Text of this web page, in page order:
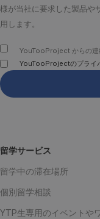
様が当社に要求した製品や
用します。
YouTooProject からの連
YouTooProjectのプライ
留学サービス
留学中の滞在場所
個別留学相談
YTP生専用のイベントや